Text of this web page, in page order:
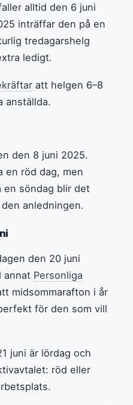
alltid den 6 juni
inträffar den på en
tredagarshelg
ledigt.
att helgen 6–8
anställda.
den 8 juni 2025.
en röd dag, men
en söndag blir det
anledningen.
den 20 juni
annat Personliga
midsommarafton i år
för den som vill
juni är lördag och
röd eller